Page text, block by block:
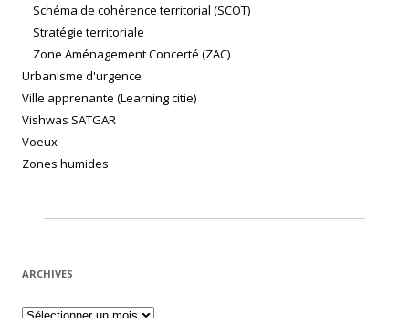
Schéma de cohérence territorial (SCOT)
Stratégie territoriale
Zone Aménagement Concerté (ZAC)
Urbanisme d'urgence
Ville apprenante (Learning citie)
Vishwas SATGAR
Voeux
Zones humides
ARCHIVES
Archives